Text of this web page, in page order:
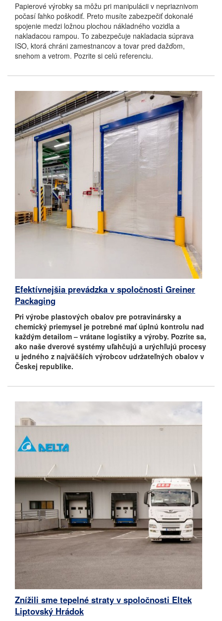
Papierové výrobky sa môžu pri manipulácii v nepriaznivom
počasí ľahko poškodiť. Preto musíte zabezpečiť dokonalé
spojenie medzi ložnou plochou nákladného vozidla a
nakladacou rampou. To zabezpečuje nakladacia súprava
ISO, ktorá chráni zamestnancov a tovar pred dažďom,
snehom a vetrom. Pozrite si celú referenciu.
Efektívnejšia prevádzka v spoločnosti Greiner
Packaging
Pri výrobe plastových obalov pre potravinársky a
chemický priemysel je potrebné mať úplnú kontrolu nad
každým detailom – vrátane logistiky a výroby. Pozrite sa,
ako naše dverové systémy uľahčujú a urýchľujú procesy
u jedného z najväčších výrobcov udržateľných obalov v
Českej republike.
Znížili sme tepelné straty v spoločnosti Eltek
Liptovský Hrádok